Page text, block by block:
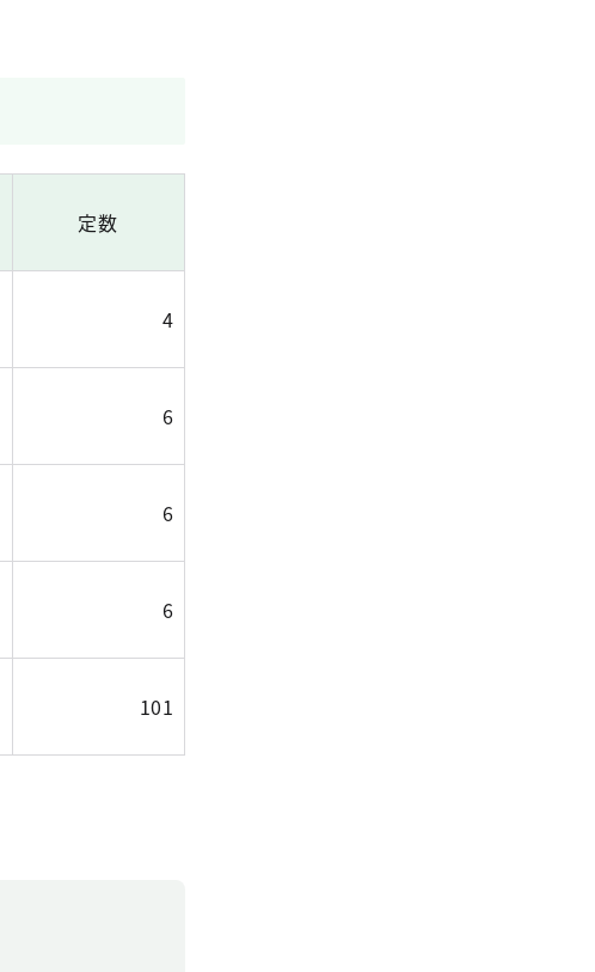
定数
4
6
6
6
101